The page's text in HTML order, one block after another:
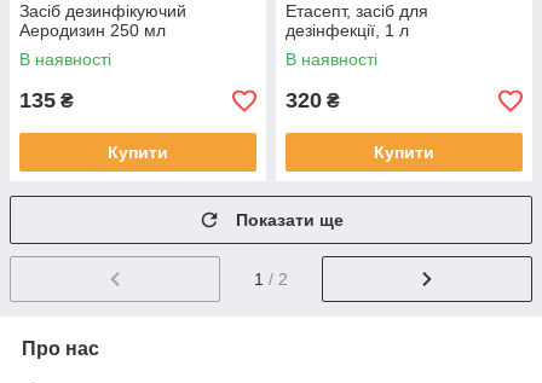
Засіб дезинфікуючий
Аеродизин 250 мл
В наявності
135 ₴
Купити
Етасепт, засіб для
дезінфекції, 1 л
В наявності
320 ₴
Купити
Показати ще
1 / 2
Про нас